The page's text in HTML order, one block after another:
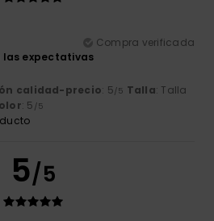
Compra verificada
las expectativas
calidad-precio: 5/5 Talla: Talla
: 5 /5
5/5